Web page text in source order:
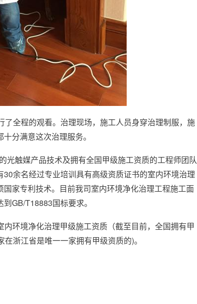
全程的观看。治理现场，施工人员身穿治理制服，施
分满意这次治理服务。
光触媒产品技术及拥有全国甲级施工资质的工程师团队
余名经过专业培训具有高级资质证书的室内环境治理
家专利技术。目前我司室内环境净化治理工程施工面
GB/T18883国标要求。
环境净化治理甲级施工资质（截至目前，全国拥有甲
浙江省是唯一一家拥有甲级资质的)。